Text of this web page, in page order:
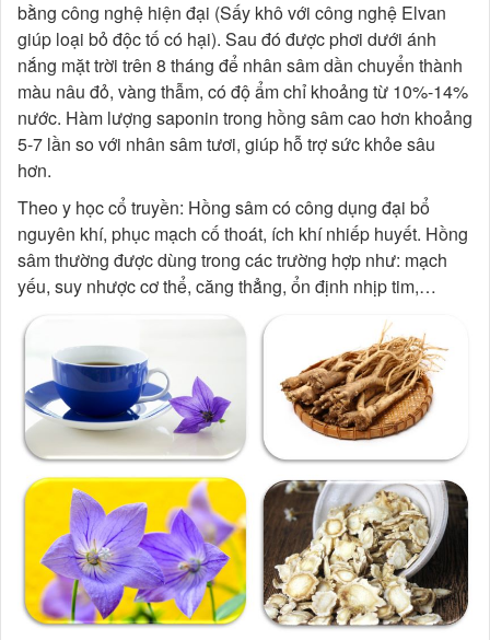
bằng công nghệ hiện đại (Sấy khô với công nghệ Elvan
giúp loại bỏ độc tố có hại). Sau đó được phơi dưới ánh
nắng mặt trời trên 8 tháng để nhân sâm dần chuyển thành
màu nâu đỏ, vàng thẫm, có độ ẩm chỉ khoảng từ 10%-14%
nước. Hàm lượng saponin trong hồng sâm cao hơn khoảng
5-7 lần so với nhân sâm tươi, giúp hỗ trợ sức khỏe sâu
hơn.
Theo y học cổ truyền: Hồng sâm có công dụng đại bổ
nguyên khí, phục mạch cố thoát, ích khí nhiếp huyết. Hồng
sâm thường được dùng trong các trường hợp như: mạch
yếu, suy nhược cơ thể, căng thẳng, ổn định nhịp tim,…